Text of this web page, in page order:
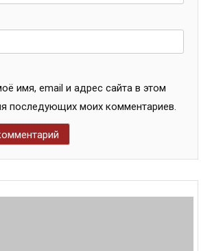
имя, email и адрес сайта в этом
последующих моих комментариев.